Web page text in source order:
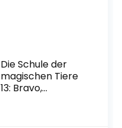
Die Schule der
magischen Tiere
13: Bravo,